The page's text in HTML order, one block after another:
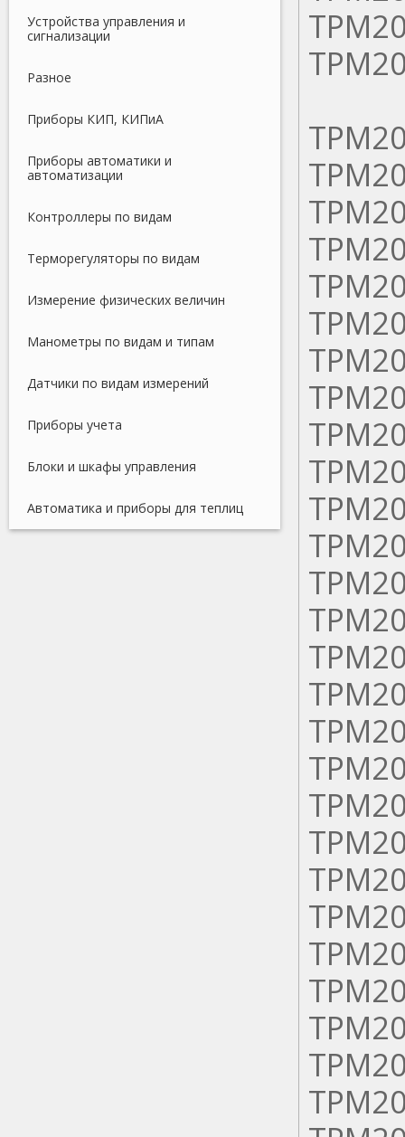
Устройства управления и
сигнализации
Разное
Приборы КИП, КИПиА
Приборы автоматики и
автоматизации
Контроллеры по видам
Терморегуляторы по видам
Измерение физических величин
Манометры по видам и типам
Датчики по видам измерений
Приборы учета
Блоки и шкафы управления
Автоматика и приборы для теплиц